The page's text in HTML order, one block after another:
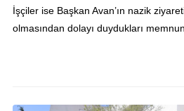
İşçiler ise Başkan Avan’ın nazik
olmasından dolayı duydukları